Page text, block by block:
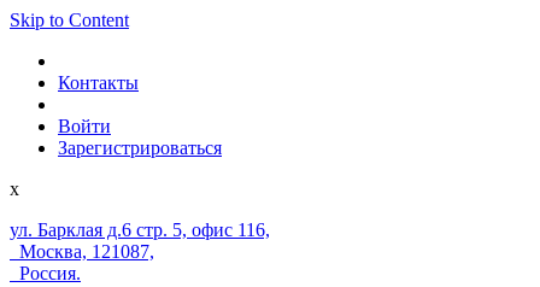
Skip to Content
Контакты
Войти
Зарегистрироваться
x
ул. Барклая д.6 стр. 5, офис 116,
Москва, 121087,
Россия.